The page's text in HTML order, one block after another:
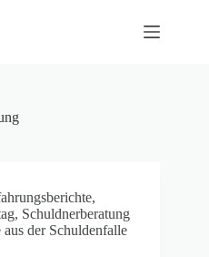
,
, Schuldnerberatung
aus der Schuldenfalle